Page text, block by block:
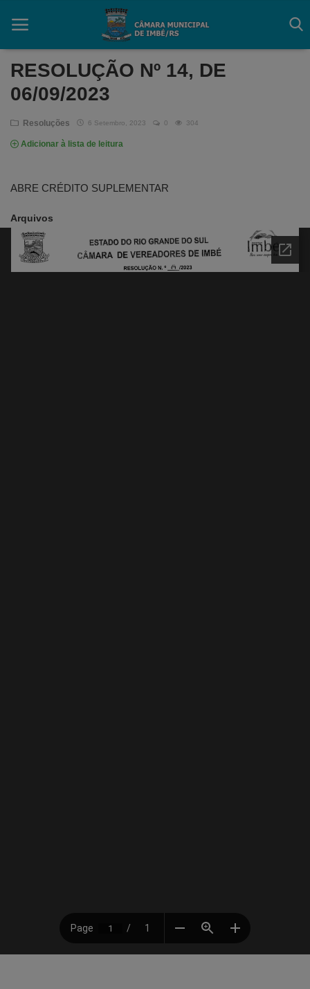
Contato
Legislativo
Mapa do Site
RESOLUÇÃO Nº 14, DE
06/09/2023
Resoluções 6 Setembro, 2023 0 304
Adicionar à lista de leitura
ABRE CRÉDITO SUPLEMENTAR
Arquivos